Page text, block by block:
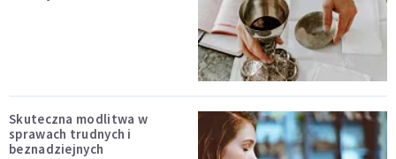
Skuteczna modlitwa w
sprawach trudnych i
beznadziejnych